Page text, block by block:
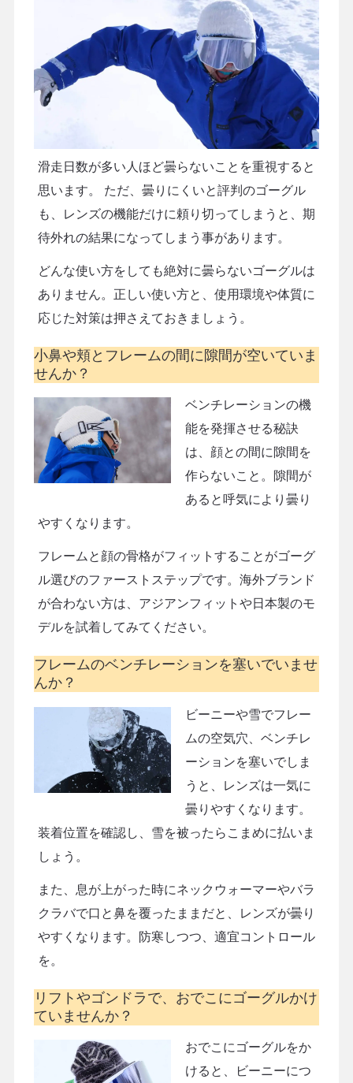
滑走日数が多い人ほど曇らないことを重視すると
思います。 ただ、曇りにくいと評判のゴーグル
も、レンズの機能だけに頼り切ってしまうと、期
待外れの結果になってしまう事があります。
どんな使い方をしても絶対に曇らないゴーグルは
ありません。正しい使い方と、使用環境や体質に
応じた対策は押さえておきましょう。
小鼻や頬とフレームの間に隙間が空いていま
せんか？
ベンチレーションの機
能を発揮させる秘訣
は、顔との間に隙間を
作らないこと。隙間が
あると呼気により曇り
やすくなります。
フレームと顔の骨格がフィットすることがゴーグ
ル選びのファーストステップです。海外ブランド
が合わない方は、アジアンフィットや日本製のモ
デルを試着してみてください。
フレームのベンチレーションを塞いでいませ
んか？
ビーニーや雪でフレー
ムの空気穴、ベンチレ
ーションを塞いでしま
うと、レンズは一気に
曇りやすくなります。
装着位置を確認し、雪を被ったらこまめに払いま
しょう。
また、息が上がった時にネックウォーマーやバラ
クラバで口と鼻を覆ったままだと、レンズが曇り
やすくなります。防寒しつつ、適宜コントロール
を。
リフトやゴンドラで、おでこにゴーグルかけ
ていませんか？
おでこにゴーグルをか
けると、ビーニーにつ